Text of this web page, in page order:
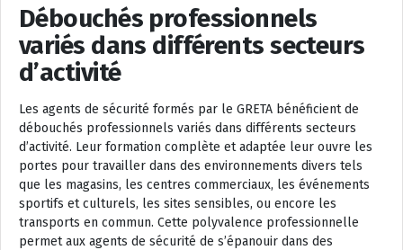
Débouchés professionnels
variés dans différents secteurs
d’activité
Les agents de sécurité formés par le GRETA bénéficient de
débouchés professionnels variés dans différents secteurs
d’activité. Leur formation complète et adaptée leur ouvre les
portes pour travailler dans des environnements divers tels
que les magasins, les centres commerciaux, les événements
sportifs et culturels, les sites sensibles, ou encore les
transports en commun. Cette polyvalence professionnelle
permet aux agents de sécurité de s’épanouir dans des